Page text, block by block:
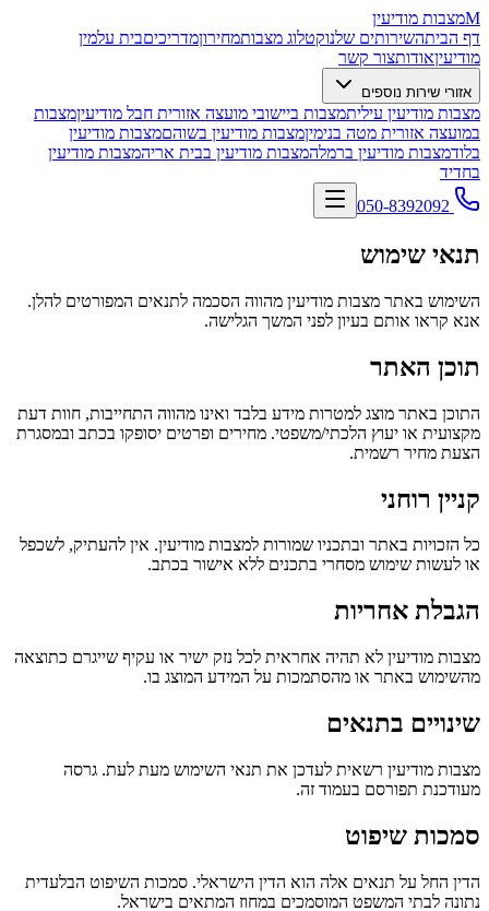
Mמצבות מודיעין
דף הביתהשירותים שלנוקטלוג מצבותמחירוןמדריכיםבית עלמין
מודיעיןאודותצור קשר
אזורי שירות נוספים
מצבות מודיעין עיליתמצבות ביישובי מועצה אזורית חבל מודיעיןמצבות
במועצה אזורית מטה בנימיןמצבות מודיעין בשוהםמצבות מודיעין
בלודמצבות מודיעין ברמלהמצבות מודיעין בבית אריהמצבות מודיעין
בחדיד
050-8392092
תנאי שימוש
השימוש באתר מצבות מודיעין מהווה הסכמה לתנאים המפורטים להלן.
אנא קראו אותם בעיון לפני המשך הגלישה.
תוכן האתר
התוכן באתר מוצג למטרות מידע בלבד ואינו מהווה התחייבות, חוות דעת
מקצועית או יעוץ הלכתי/משפטי. מחירים ופרטים יסופקו בכתב ובמסגרת
הצעת מחיר רשמית.
קניין רוחני
כל הזכויות באתר ובתכניו שמורות למצבות מודיעין. אין להעתיק, לשכפל
או לעשות שימוש מסחרי בתכנים ללא אישור בכתב.
הגבלת אחריות
מצבות מודיעין לא תהיה אחראית לכל נזק ישיר או עקיף שייגרם כתוצאה
מהשימוש באתר או מהסתמכות על המידע המוצג בו.
שינויים בתנאים
מצבות מודיעין רשאית לעדכן את תנאי השימוש מעת לעת. גרסה
מעודכנת תפורסם בעמוד זה.
סמכות שיפוט
הדין החל על תנאים אלה הוא הדין הישראלי. סמכות השיפוט הבלעדית
נתונה לבתי המשפט המוסמכים במחוז המתאים בישראל.